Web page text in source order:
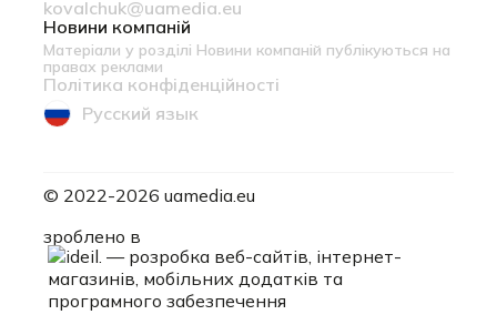
kovalchuk@uamedia.eu
Новини компаній
Матеріали у розділі Новини компаній публікуються на
правах реклами
Політика конфіденційності
Русский язык
© 2022-2026 uamedia.eu
зроблено в